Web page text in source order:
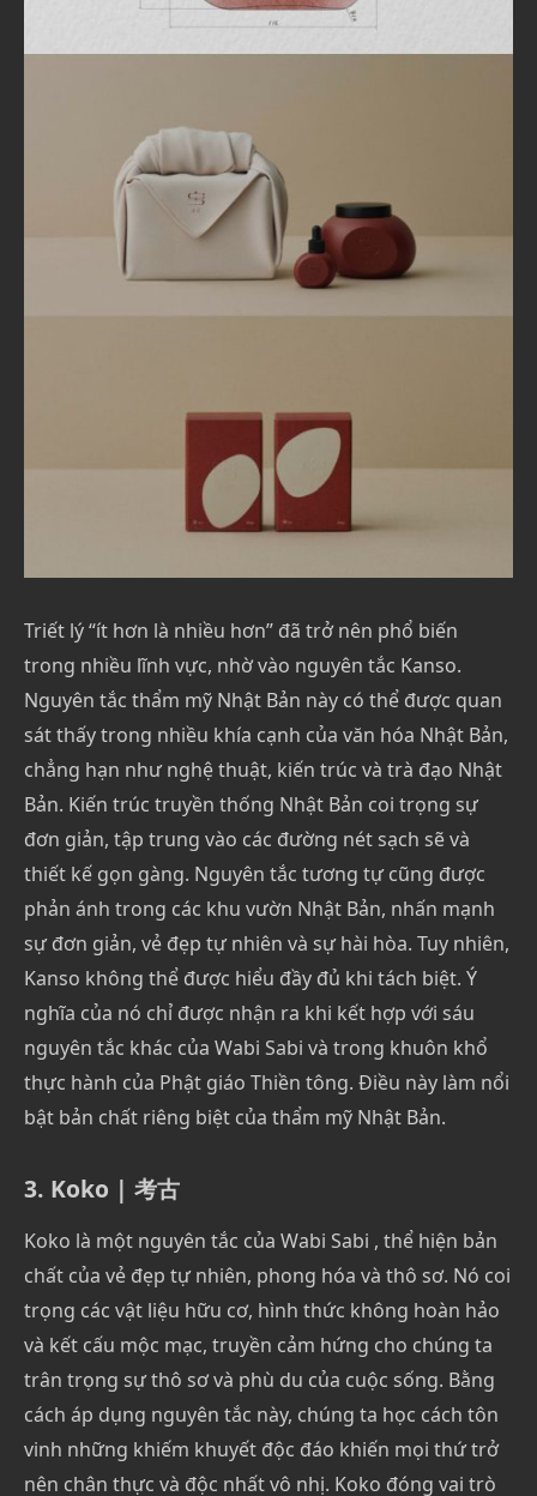
Triết lý “ít hơn là nhiều hơn” đã trở nên phổ biến
trong nhiều lĩnh vực, nhờ vào nguyên tắc Kanso.
Nguyên tắc thẩm mỹ Nhật Bản này có thể được quan
sát thấy trong nhiều khía cạnh của văn hóa Nhật Bản,
chẳng hạn như nghệ thuật, kiến ​​trúc và trà đạo Nhật
Bản. Kiến trúc truyền thống Nhật Bản coi trọng sự
đơn giản, tập trung vào các đường nét sạch sẽ và
thiết kế gọn gàng. Nguyên tắc tương tự cũng được
phản ánh trong các khu vườn Nhật Bản, nhấn mạnh
sự đơn giản, vẻ đẹp tự nhiên và sự hài hòa. Tuy nhiên,
Kanso không thể được hiểu đầy đủ khi tách biệt. Ý
nghĩa của nó chỉ được nhận ra khi kết hợp với sáu
nguyên tắc khác của Wabi Sabi và trong khuôn khổ
thực hành của Phật giáo Thiền tông. Điều này làm nổi
bật bản chất riêng biệt của thẩm mỹ Nhật Bản.
3. Koko | 考古
Koko là một nguyên tắc của Wabi Sabi , thể hiện bản
chất của vẻ đẹp tự nhiên, phong hóa và thô sơ. Nó coi
trọng các vật liệu hữu cơ, hình thức không hoàn hảo
và kết cấu mộc mạc, truyền cảm hứng cho chúng ta
trân trọng sự thô sơ và phù du của cuộc sống. Bằng
cách áp dụng nguyên tắc này, chúng ta học cách tôn
vinh những khiếm khuyết độc đáo khiến mọi thứ trở
nên chân thực và độc nhất vô nhị. Koko đóng vai trò